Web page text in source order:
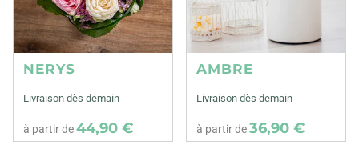
NERYS
Livraison dès demain
à partir de44,90 €
AMBRE
Livraison dès demain
à partir de36,90 €